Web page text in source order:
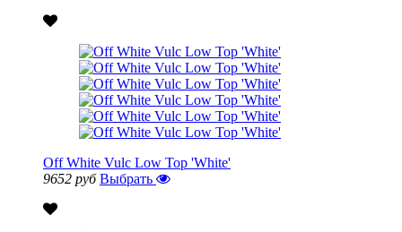
Off White Vulc Low Top 'White'
9652 руб Выбрать